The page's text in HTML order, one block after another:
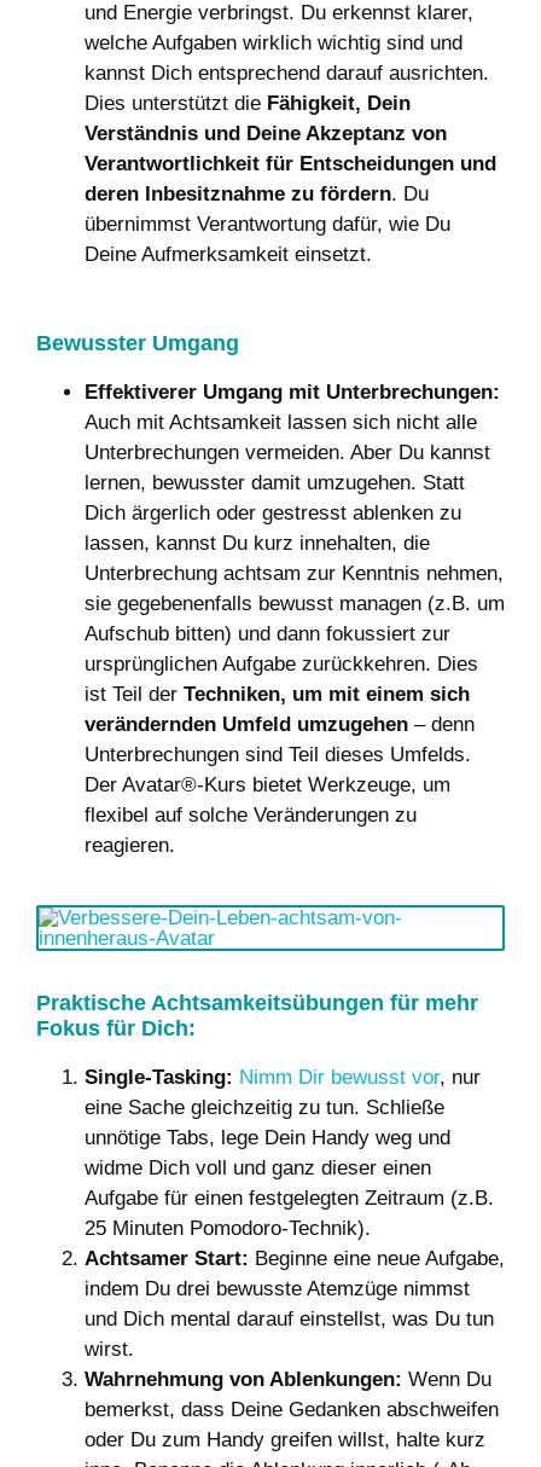
und Energie verbringst. Du erkennst klarer,
welche Aufgaben wirklich wichtig sind und
kannst Dich entsprechend darauf ausrichten.
Dies unterstützt die Fähigkeit, Dein
Verständnis und Deine Akzeptanz von
Verantwortlichkeit für Entscheidungen und
deren Inbesitznahme zu fördern. Du
übernimmst Verantwortung dafür, wie Du
Deine Aufmerksamkeit einsetzt.
Bewusster Umgang
Effektiverer Umgang mit Unterbrechungen:
Auch mit Achtsamkeit lassen sich nicht alle
Unterbrechungen vermeiden. Aber Du kannst
lernen, bewusster damit umzugehen. Statt
Dich ärgerlich oder gestresst ablenken zu
lassen, kannst Du kurz innehalten, die
Unterbrechung achtsam zur Kenntnis nehmen,
sie gegebenenfalls bewusst managen (z.B. um
Aufschub bitten) und dann fokussiert zur
ursprünglichen Aufgabe zurückkehren. Dies
ist Teil der Techniken, um mit einem sich
verändernden Umfeld umzugehen– denn
Unterbrechungen sind Teil dieses Umfelds.
Der Avatar®-Kurs bietet Werkzeuge, um
flexibel auf solche Veränderungen zu
reagieren.
Praktische Achtsamkeitsübungen für mehr
Fokus für Dich:
Single-Tasking: Nimm Dir bewusst vor, nur
eine Sache gleichzeitig zu tun. Schließe
unnötige Tabs, lege Dein Handy weg und
widme Dich voll und ganz dieser einen
Aufgabe für einen festgelegten Zeitraum (z.B.
25 Minuten Pomodoro-Technik).
Achtsamer Start: Beginne eine neue Aufgabe,
indem Du drei bewusste Atemzüge nimmst
und Dich mental darauf einstellst, was Du tun
wirst.
Wahrnehmung von Ablenkungen: Wenn Du
bemerkst, dass Deine Gedanken abschweifen
oder Du zum Handy greifen willst, halte kurz